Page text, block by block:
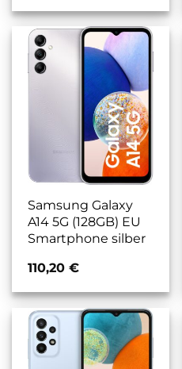
Samsung Galaxy
A14 5G (128GB) EU
Smartphone silber
110,20 €